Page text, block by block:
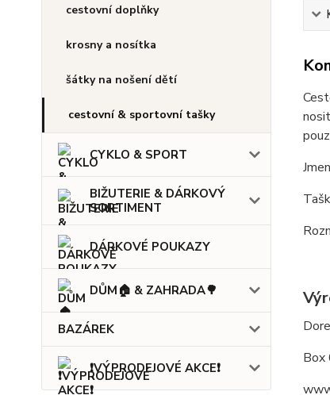
cestovní doplňky
krosny a nosítka
šátky na nošení dětí
cestovní & sportovní tašky
CYKLO & SPORT
BIŽUTERIE & DÁRKOVÝ
SORTIMENT
DÁRKOVÉ POUKAZY
DŮM🏠 & ZAHRADA🌳
BAZÁREK
❗VÝPRODEJOVÉ AKCE❗
Box